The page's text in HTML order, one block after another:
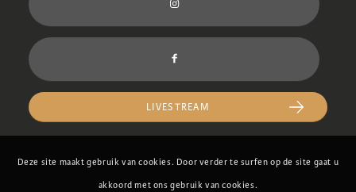
LIVESTREAM
Deze site maakt gebruik van cookies. Door verder te surfen op de site gaat u
akkoord met ons gebruik van cookies.